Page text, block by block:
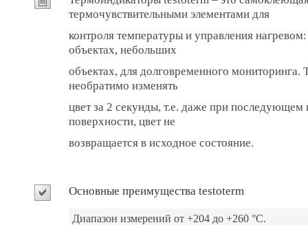
термочувствительными элементами для
контроля температуры и управления
объектах, небольших
объектах, для долговременного
необратимо изменять
цвет за 2 секунды, т.е. даже при последующем
поверхности, цвет не
возвращается в исходное состояние.
Основные преимущества testoterm
Диапазон измерений от +204 до +260 °C.